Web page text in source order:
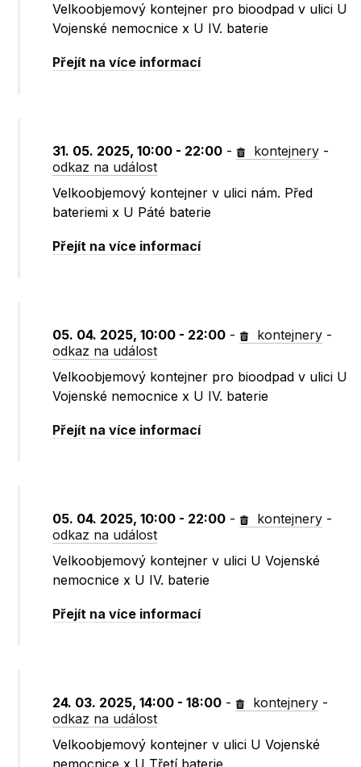
Velkoobjemový kontejner pro bioodpad v ulici U
Vojenské nemocnice x U IV. baterie
Přejít na více informací
31. 05. 2025, 10:00 - 22:00 - kontejnery -
odkaz na událost
Velkoobjemový kontejner v ulici nám. Před
bateriemi x U Páté baterie
Přejít na více informací
05. 04. 2025, 10:00 - 22:00 - kontejnery -
odkaz na událost
Velkoobjemový kontejner pro bioodpad v ulici U
Vojenské nemocnice x U IV. baterie
Přejít na více informací
05. 04. 2025, 10:00 - 22:00 - kontejnery -
odkaz na událost
Velkoobjemový kontejner v ulici U Vojenské
nemocnice x U IV. baterie
Přejít na více informací
24. 03. 2025, 14:00 - 18:00 - kontejnery -
odkaz na událost
Velkoobjemový kontejner v ulici U Vojenské
nemocnice x U Třetí baterie